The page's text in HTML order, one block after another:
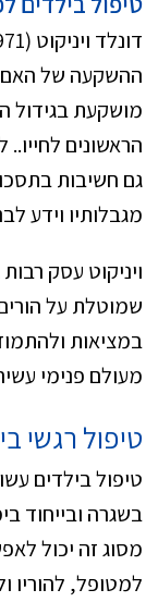
ההשקעה של האם
מושקעת בגידול
הראשונים
גם חשיבות
מגבלותיו וידע
ויניקוט עסק
שמוטלת על
במציאות
מעולם פנימי
טיפול רגשי
טיפול בילדים
בשגרה ובייחוד
מסוג זה יכול
למטופל, להוריו